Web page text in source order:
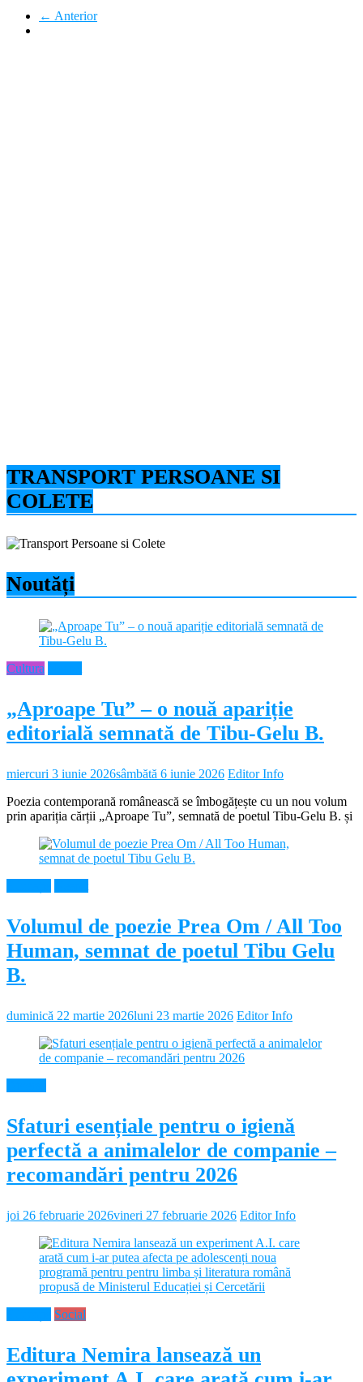
← Anterior
TRANSPORT PERSOANE SI
COLETE
Noutăți
Cultura
„Aproape Tu” – o nouă apariție
editorială semnată de Tibu-Gelu B.
miercuri 3 iunie 2026sâmbătă 6 iunie 2026 Editor Info
Poezia contemporană românească se îmbogățește cu un nou volum
prin apariția cărții „Aproape Tu”, semnată de poetul Tibu-Gelu B. și
Volumul de poezie Prea Om / All Too
Human, semnat de poetul Tibu Gelu
B.
duminică 22 martie 2026luni 23 martie 2026 Editor Info
Sfaturi esențiale pentru o igienă
perfectă a animalelor de companie –
recomandări pentru 2026
joi 26 februarie 2026vineri 27 februarie 2026 Editor Info
Social
Editura Nemira lansează un